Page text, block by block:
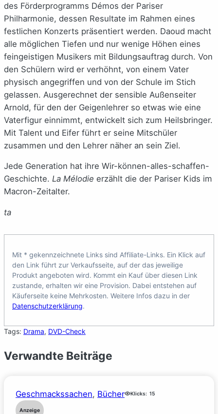
des Förderprogramms Démos der Pariser
Philharmonie, dessen Resultate im Rahmen eines
festlichen Konzerts präsentiert werden. Daoud macht
alle möglichen Tiefen und nur wenige Höhen eines
feingeistigen Musikers mit Bildungsauftrag durch. Von
den Schülern wird er verhöhnt, von einem Vater
physisch angegriffen und von der Schule im Stich
gelassen. Ausgerechnet der sensible Außenseiter
Arnold, für den der Geigenlehrer so etwas wie eine
Vaterfigur einnimmt, entwickelt sich zum Heilsbringer.
Mit Talent und Eifer führt er seine Mitschüler
zusammen und den Lehrer näher an sein Ziel.
Jede Generation hat ihre Wir-können-alles-schaffen-
Geschichte. La Mélodie erzählt die der Pariser Kids im
Macron-Zeitalter.
ta
Mit * gekennzeichnete Links sind Affiliate-Links. Ein Klick auf
den Link führt zur Verkaufsseite, auf der das jeweilige
Produkt angeboten wird. Kommt ein Kauf über diesen Link
zustande, erhalten wir eine Provision. Dabei entstehen auf
Käuferseite keine Mehrkosten. Weitere Infos dazu in der
Datenschutzerklärung.
Tags: Drama, DVD-Check
Verwandte Beiträge
Geschmackssachen, Bücher Klicks: 15
Anzeige